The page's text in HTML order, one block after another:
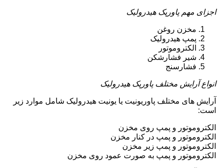
اجزای مهم پاورپک هیدرولیک
مخزن روغن
پمپ هیدرولیک
الکتروموتور
شیر فشارشکن
فشارسنج
انواع آرایش مختلف پاورپک هیدرولیک
آرایش های مختلف پاوریونیت یا یونیت هیدرولیک شامل موارد زیر
است:
الکتروموتور و پمپ روی مخزن
الکتروموتور و پمپ در کنار مخزن
الکتروموتور و پمپ زیر مخزن
الکتروموتور و پمپ به صورت عمود روی مخزن